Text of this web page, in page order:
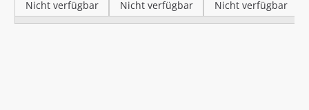
Nicht verfügbar Nicht verfügbar Nicht verfügbar